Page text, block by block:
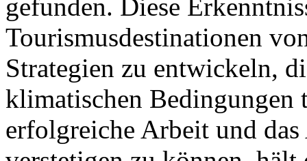
gefunden. Diese
Tourismusdestinationen
Strategien zu entwickeln,
klimatischen Bedingungen
erfolgreiche Arbeit und